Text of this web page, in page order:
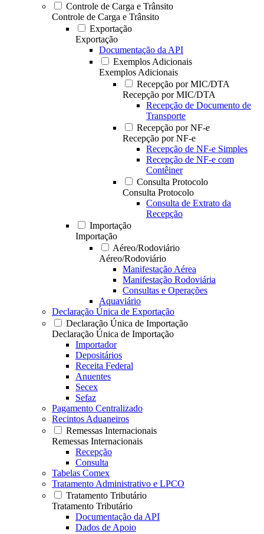
Controle de Carga e Trânsito
Controle de Carga e Trânsito
Exportação
Exportação
Documentação da API
Exemplos Adicionais
Exemplos Adicionais
Recepção por MIC/DTA
Recepção por MIC/DTA
Recepção de Documento de
Transporte
Recepção por NF-e
Recepção por NF-e
Recepção de NF-e Simples
Recepção de NF-e com
Contêiner
Consulta Protocolo
Consulta Protocolo
Consulta de Extrato da
Recepção
Importação
Importação
Aéreo/Rodoviário
Aéreo/Rodoviário
Manifestação Aérea
Manifestação Rodoviária
Consultas e Operações
Aquaviário
Declaração Única de Exportação
Declaração Única de Importação
Declaração Única de Importação
Importador
Depositários
Receita Federal
Anuentes
Secex
Sefaz
Pagamento Centralizado
Recintos Aduaneiros
Remessas Internacionais
Remessas Internacionais
Recepção
Consulta
Tabelas Comex
Tratamento Administrativo e LPCO
Tratamento Tributário
Tratamento Tributário
Documentação da API
Dados de Apoio